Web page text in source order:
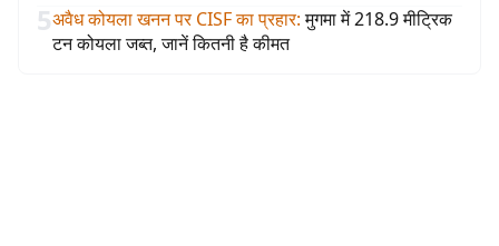
5अवैध कोयला खनन पर CISF का प्रहार: मुगमा में 218.9 मीट्रिक
टन कोयला जब्त, जानें कितनी है कीमत